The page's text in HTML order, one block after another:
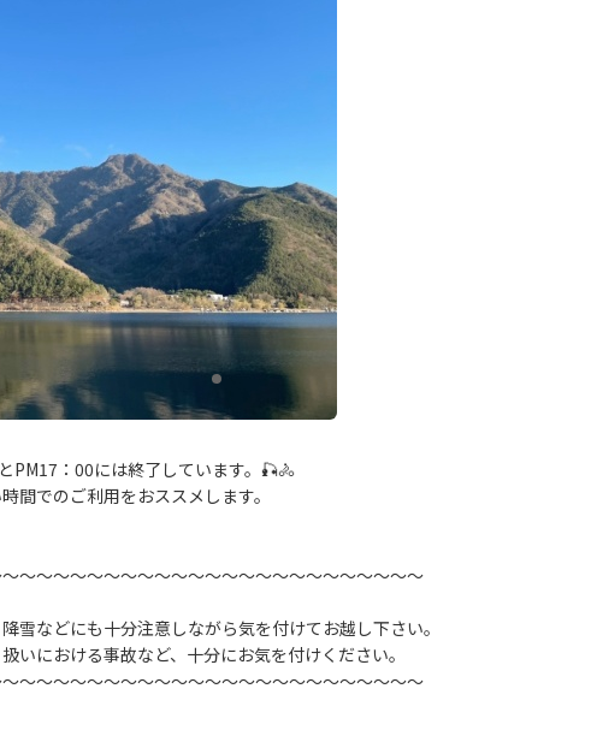
PM17：00には終了しています。🎣🚴
間でのご利用をおススメします。
～～～～～～～～～～～～～～～～～～～～～～～～
雪などにも十分注意しながら気を付けてお越し下さい。
いにおける事故など、十分にお気を付けください。
～～～～～～～～～～～～～～～～～～～～～～～～